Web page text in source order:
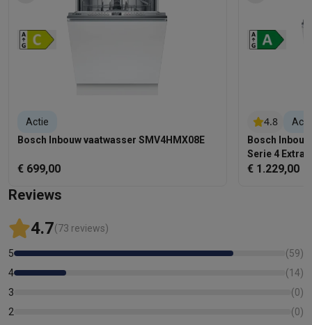
Actie
Bosch Inbouw vaatwasser SMV4HMX08E
€ 699,00
4.8
Bosch
Serie 4 Extra
€ 1.229,00
Reviews
4.7(73 reviews)
5 (59)
4
(14)
3
(0)
2
(0)